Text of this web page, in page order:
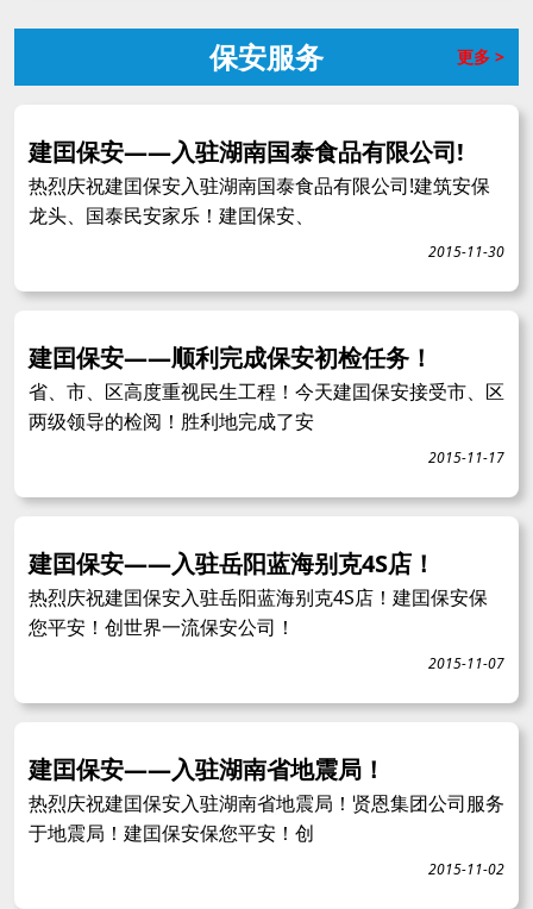
保安服务 更多 >
建囯保安——入驻湖南国泰食品有限公司!
热烈庆祝建囯保安入驻湖南国泰食品有限公司!建筑安保
龙头、国泰民安家乐！建囯保安、
2015-11-30
建囯保安——顺利完成保安初检任务！
省、市、区高度重视民生工程！今天建囯保安接受市、区
两级领导的检阅！胜利地完成了安
2015-11-17
建囯保安——入驻岳阳蓝海别克4S店！
热烈庆祝建囯保安入驻岳阳蓝海别克4S店！建囯保安保
您平安！创世界一流保安公司！
2015-11-07
建囯保安——入驻湖南省地震局！
热烈庆祝建囯保安入驻湖南省地震局！贤恩集团公司服务
于地震局！建囯保安保您平安！创
2015-11-02